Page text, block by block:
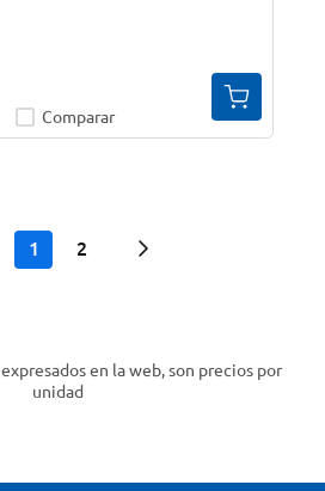
Comparar
1 2
expresados en la web, son precios por
unidad